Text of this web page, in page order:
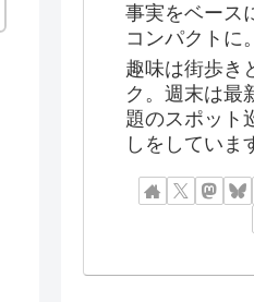
事実をベース
コンパクトに。
趣味は街歩き
ク。週末は最
題のスポット
しをしていま